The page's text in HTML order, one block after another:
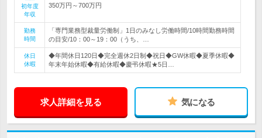
初年度
年収
350万円～700万円
勤務
時間
「専門業務型裁量労働制」1日のみなし労働時間/10時間勤務時間
の目安/10：00～19：00（うち、…
休日
休暇
◆年間休日120日◆完全週休2日制◆祝日◆GW休暇◆夏季休暇◆
年末年始休暇◆有給休暇◆慶弔休暇★5日…
求人詳細を見る 気になる